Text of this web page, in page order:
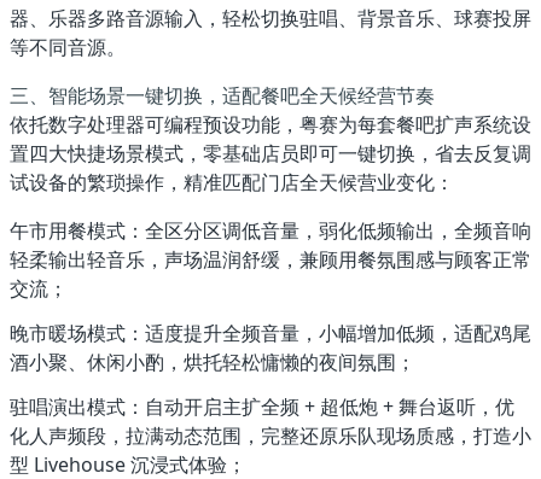
器、乐器多路音源输入，轻松切换驻唱、背景音乐、球赛投屏
等不同音源。
三、智能场景一键切换，适配餐吧全天候经营节奏
依托数字处理器可编程预设功能，粤赛为每套餐吧扩声系统设
置四大快捷场景模式，零基础店员即可一键切换，省去反复调
试设备的繁琐操作，精准匹配门店全天候营业变化：
午市用餐模式 ：全区分区调低音量，弱化低频输出，全频音响
轻柔输出轻音乐，声场温润舒缓，兼顾用餐氛围感与顾客正常
交流；
晚市暖场模式 ：适度提升全频音量，小幅增加低频，适配鸡尾
酒小聚、休闲小酌，烘托轻松慵懒的夜间氛围；
驻唱演出模式 ：自动开启主扩全频 + 超低炮 + 舞台返听，优
化人声频段，拉满动态范围，完整还原乐队现场质感，打造小
型 Livehouse 沉浸式体验；